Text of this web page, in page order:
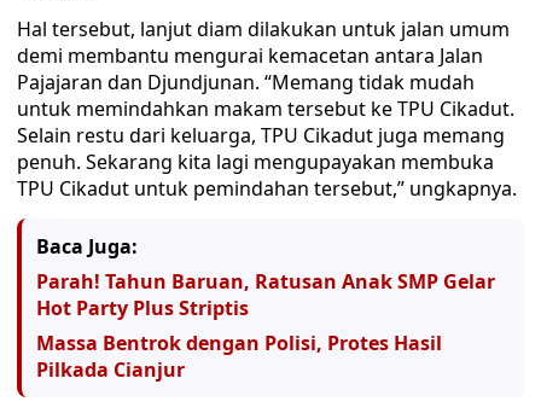
Hal tersebut, lanjut diam dilakukan untuk jalan umum
demi membantu mengurai kemacetan antara Jalan
Pajajaran dan Djundjunan. “Memang tidak mudah
untuk memindahkan makam tersebut ke TPU Cikadut.
Selain restu dari keluarga, TPU Cikadut juga memang
penuh. Sekarang kita lagi mengupayakan membuka
TPU Cikadut untuk pemindahan tersebut,” ungkapnya.
Baca Juga:
Parah! Tahun Baruan, Ratusan Anak SMP Gelar
Hot Party Plus Striptis
Massa Bentrok dengan Polisi, Protes Hasil
Pilkada Cianjur